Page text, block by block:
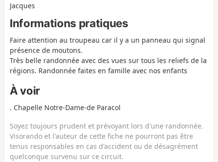
Jacques
Informations pratiques
Faire attention au troupeau car il y a un panneau qui signal
présence de moutons.
Très belle randonnée avec des vues sur tous les reliefs de la
régions. Randonnée faites en famille avec nos enfants
À voir
. Chapelle Notre-Dame-de Paracol
Soyez toujours prudent et prévoyant lors d'une randonnée.
Visorando et l'auteur de cette fiche ne pourront pas être
tenus responsables en cas d'accident ou de désagrément
quelconque survenu sur ce circuit.